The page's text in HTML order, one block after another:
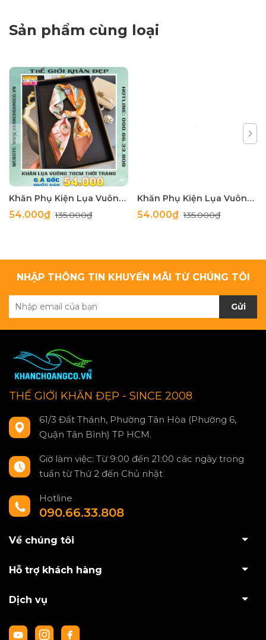
Sản phẩm cùng loại
Khăn Phụ Kiện Lụa Vuông 70cm - Thế Giới Khăn Đẹp C1062_4
54.000₫135.000₫
Khăn Phụ Kiện Lụa Vuông 70cm - Thế Giới Khăn Đẹp C1062_3
54.000₫135.000₫
NHẬP THÔNG TIN KHUYẾN MÃI TỪ CHÚNG TÔI
Gửi
THẾ GIỚI KHĂN ĐẸP - SINCE 2008
61/3 Đất Thánh, Phường Tân Hòa (Phường 6,
Quận Tân Bình) TP HCM.
Giờ làm việc: Từ 9:00 đến 21:00 các ngày trong
tuần từ Thứ 2 đến Chủ nhật
Hotline
090.66.33.808
Về chúng tôi
Hỗ trợ khách hàng
Dịch vụ